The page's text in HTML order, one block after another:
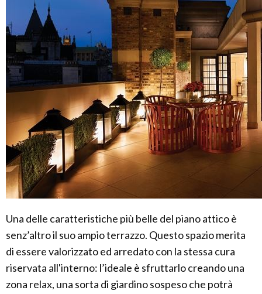
Una delle caratteristiche più belle del piano attico è
senz’altro il suo ampio terrazzo. Questo spazio merita
di essere valorizzato ed arredato con la stessa cura
riservata all'interno: l’ideale è sfruttarlo creando una
zona relax, una sorta di giardino sospeso che potrà